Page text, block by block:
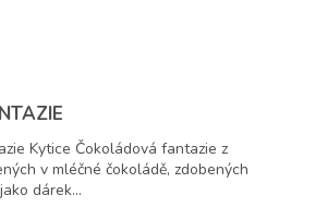
Kytice Čokoládová fantazie z
v mléčné čokoládě, zdobených
dárek...